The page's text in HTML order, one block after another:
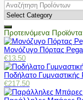
Προτεινόμενα Προϊόντα
Μονόζυγο Πόρτας
€13.50
Ποδήλατο
€217.50